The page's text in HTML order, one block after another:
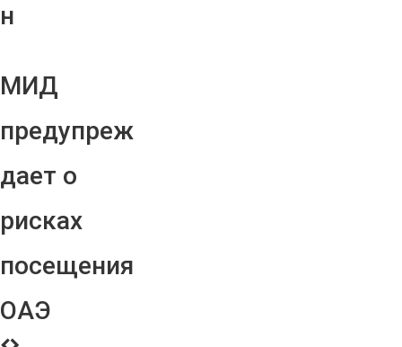
н
МИД
предупреж
дает о
рисках
посещения
ОАЭ